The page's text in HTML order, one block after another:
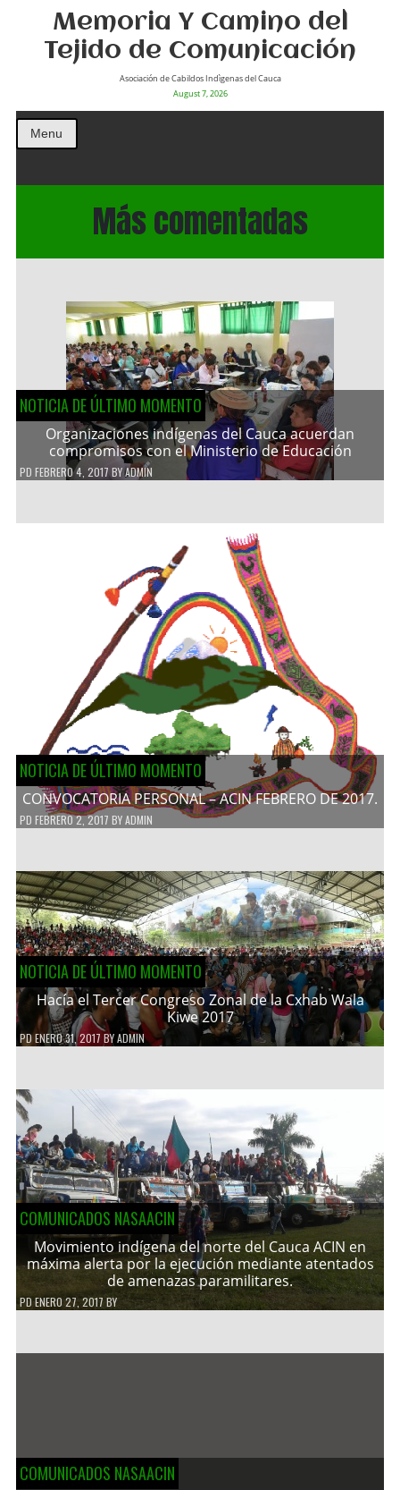
Memoria Y Camino del
Tejido de Comunicación
Asociación de Cabildos Indìgenas del Cauca
August 7, 2026
Menu
Más comentadas
NOTICIA DE ÚLTIMO MOMENTO
Organizaciones indígenas del Cauca acuerdan
compromisos con el Ministerio de Educación
PD FEBRERO 4, 2017 BYADMIN
NOTICIA DE ÚLTIMO MOMENTO
CONVOCATORIA PERSONAL – ACIN FEBRERO DE 2017.
PD FEBRERO 2, 2017 BYADMIN
NOTICIA DE ÚLTIMO MOMENTO
Hacía el Tercer Congreso Zonal de la Cxhab Wala
Kiwe 2017
PDENERO 31, 2017 BYADMIN
COMUNICADOS NASAACIN
Movimiento indígena del norte del Cauca ACIN en
máxima alerta por la ejecución mediante atentados
de amenazas paramilitares.
PDENERO 27, 2017 BY
COMUNICADOS NASAACIN